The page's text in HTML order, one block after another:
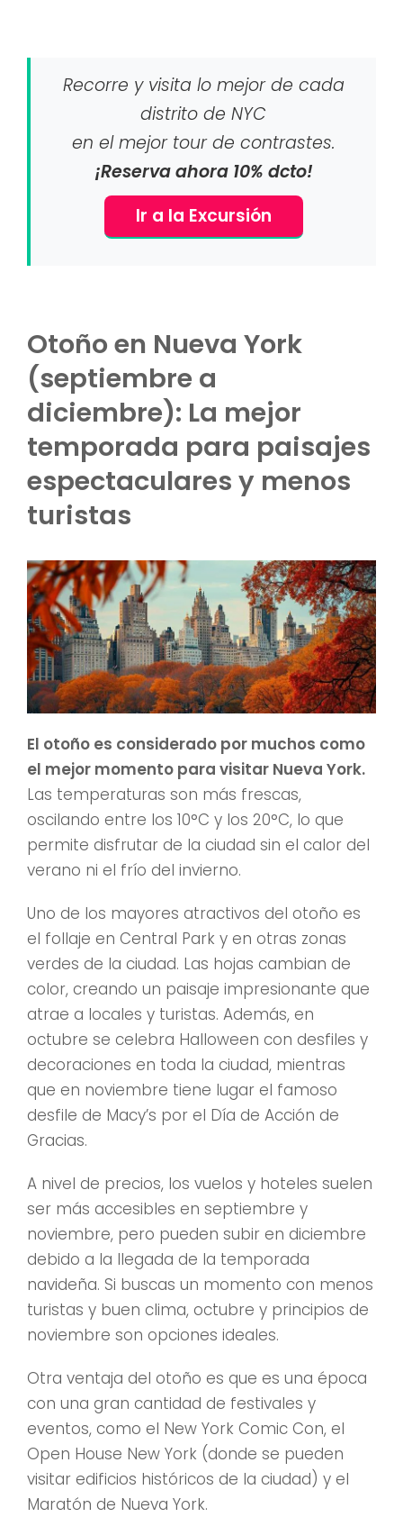
Recorre y visita lo mejor de cada
distrito de NYC
en el mejor tour de contrastes.
¡Reserva ahora 10% dcto!
Ir a la Excursión
Otoño en Nueva York
(septiembre a
diciembre): La mejor
temporada para paisajes
espectaculares y menos
turistas
El otoño es considerado por muchos como
el mejor momento para visitar Nueva York.
Las temperaturas son más frescas,
oscilando entre los 10°C y los 20°C, lo que
permite disfrutar de la ciudad sin el calor del
verano ni el frío del invierno.
Uno de los mayores atractivos del otoño es
el follaje en Central Park y en otras zonas
verdes de la ciudad. Las hojas cambian de
color, creando un paisaje impresionante que
atrae a locales y turistas. Además, en
octubre se celebra Halloween con desfiles y
decoraciones en toda la ciudad, mientras
que en noviembre tiene lugar el famoso
desfile de Macy’s por el Día de Acción de
Gracias.
A nivel de precios, los vuelos y hoteles suelen
ser más accesibles en septiembre y
noviembre, pero pueden subir en diciembre
debido a la llegada de la temporada
navideña. Si buscas un momento con menos
turistas y buen clima, octubre y principios de
noviembre son opciones ideales.
Otra ventaja del otoño es que es una época
con una gran cantidad de festivales y
eventos, como el New York Comic Con, el
Open House New York (donde se pueden
visitar edificios históricos de la ciudad) y el
Maratón de Nueva York.